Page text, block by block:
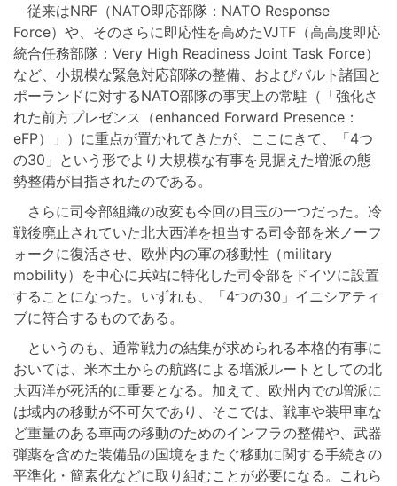
従来はNRF（NATO即応部隊：NATO Response
Force）や、そのさらに即応性を高めたVJTF（高高度即応
統合任務部隊：Very High Readiness Joint Task Force）
など、小規模な緊急対応部隊の整備、およびバルト諸国と
ポーランドに対するNATO部隊の事実上の常駐（「強化さ
れた前方プレゼンス（enhanced Forward Presence：
eFP）」）に重点が置かれてきたが、ここにきて、「4つ
の30」という形でより大規模な有事を見据えた増派の態
勢整備が目指されたのである。
さらに司令部組織の改変も今回の目玉の一つだった。冷
戦後廃止されていた北大西洋を担当する司令部を米ノーフ
ォークに復活させ、欧州内の軍の移動性（military
mobility）を中心に兵站に特化した司令部をドイツに設置
することになった。いずれも、「4つの30」イニシアティ
ブに符合するものである。
というのも、通常戦力の結集が求められる本格的有事に
おいては、米本土からの航路による増派ルートとしての北
大西洋が死活的に重要となる。加えて、欧州内での増派に
は域内の移動が不可欠であり、そこでは、戦車や装甲車な
ど重量のある車両の移動のためのインフラの整備や、武器
弾薬を含めた装備品の国境をまたぐ移動に関する手続きの
平準化・簡素化などに取り組むことが必要になる。これら